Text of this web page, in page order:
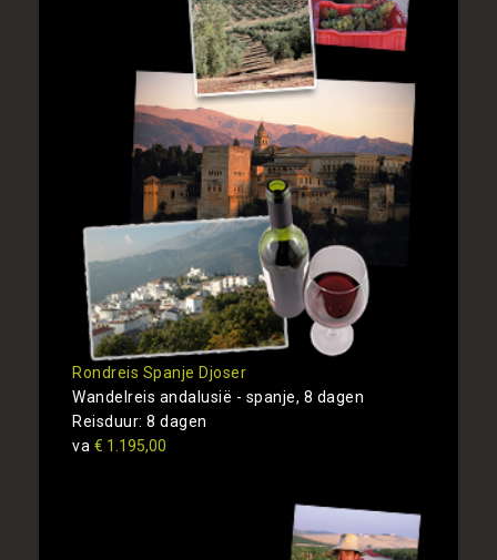
Rondreis Spanje Djoser
Wandelreis andalusië - spanje, 8 dagen
Reisduur: 8 dagen
va € 1.195,00